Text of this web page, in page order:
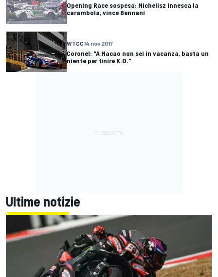
Opening Race sospesa: Michelisz innesca la
carambola, vince Bennani
WTCC14 nov 2017
Coronel: "A Macao non sei in vacanza, basta un
niente per finire K.O."
Ultime notizie